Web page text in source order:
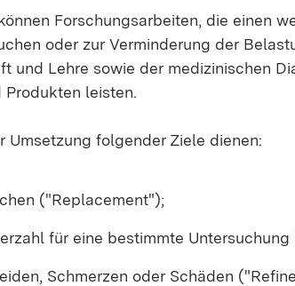
Forschungsarbeiten, die einen
oder zur Verminderung der
und Lehre sowie der medizinischen
Produkten leisten.
Umsetzung folgender Ziele dienen:
("Replacement");
für eine bestimmte
Schmerzen oder Schäden